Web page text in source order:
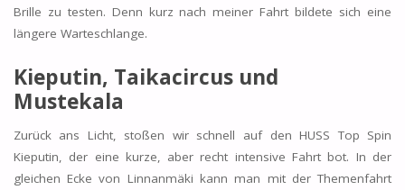
Brille zu testen. Denn kurz nach meiner Fahrt bildete sich eine
längere Warteschlange.
Kieputin, Taikacircus und
Mustekala
Zurück ans Licht, stoßen wir schnell auf den HUSS Top Spin
Kieputin, der eine kurze, aber recht intensive Fahrt bot. In der
gleichen Ecke von Linnanmäki kann man mit der Themenfahrt